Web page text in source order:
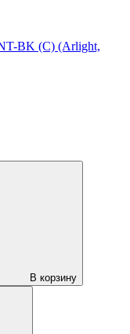
BK (C) (Arlight,
В корзину